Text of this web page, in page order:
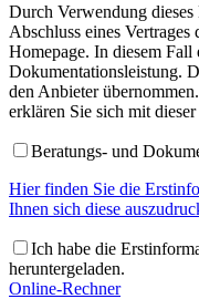
Durch Verwendung
Abschluss eines
Homepage. In diesem
Dokumentationsleistung.
den Anbieter
erklären Sie sich mit
Beratungs- und
Hier finden Sie die
Ihnen sich diese
Ich habe die
heruntergeladen.
Online-Rechner